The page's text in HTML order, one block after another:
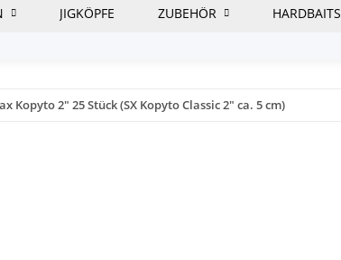
JIGKÖPFE ZUBEHÖR HARDBAITS
Kopyto 2" 25 Stück (SX Kopyto Classic 2" ca. 5 cm)